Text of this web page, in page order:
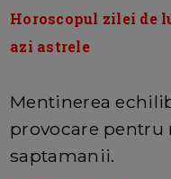
Horoscopul zilei de
azi astrele
Mentinerea
provocare
saptamanii.